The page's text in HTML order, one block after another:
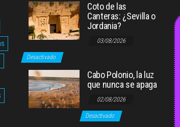
Coto de las
Canteras: ¿Sevilla o
Jordania?
03/08/2026
Desactivado
Cabo Polonio, la luz
que nunca se apaga
02/08/2026
Desactivado